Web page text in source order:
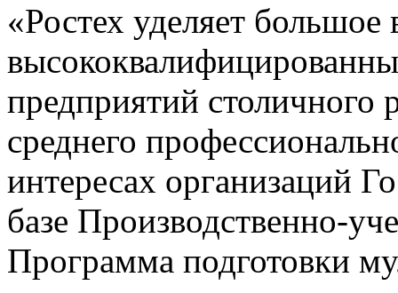
«Ростех уделяет большое
предприятий столичного
среднего
интересах организаций
базе Производственно-
Программа подготовки